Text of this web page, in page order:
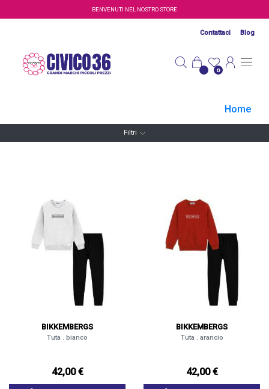
Salta al contenuto principaleBENVENUTI NEL NOSTRO STORE
Contattaci Blog
0
Home
Filtri
BIKKEMBERGS
Tuta . bianco
42,00 €
BIKKEMBERGS
Tuta . arancio
42,00 €